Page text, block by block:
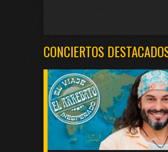
CONCIERTOS